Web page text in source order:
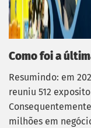
Como foi a
Resumindo: em
reuniu 512
milhões em